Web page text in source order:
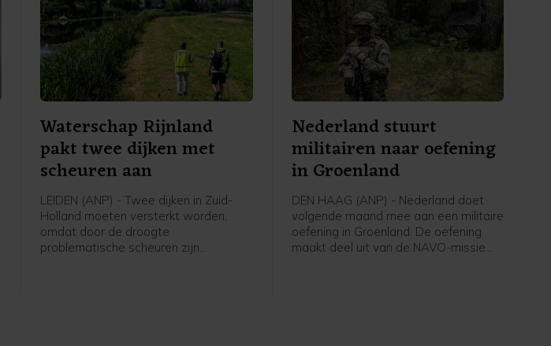
Waterschap Rijnland
pakt twee dijken met
scheuren aan
LEIDEN (ANP) - Twee dijken in Zuid-
Holland moeten versterkt worden,
omdat door de droogte
problematische scheuren zijn
Nederland stuurt
militairen naar oefening
in Groenland
DEN HAAG (ANP) - Nederland doet
volgende maand mee aan een militaire
oefening in Groenland. De oefening
maakt deel uit van de NAVO-missie